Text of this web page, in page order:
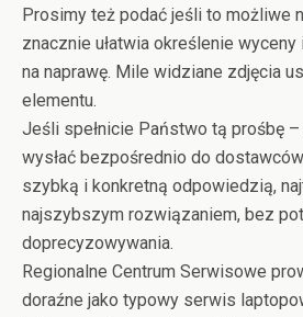
Prosimy też podać jeśli to możliwe
znacznie ułatwia określenie
na naprawę. Mile widziane zdjęcia
elementu.
Jeśli spełnicie Państwo tą prośbę
wysłać bezpośrednio do
szybką i konkretną odpowiedzią,
najszybszym rozwiązaniem, bez
doprecyzowywania.
Regionalne Centrum Serwisowe
doraźne jako typowy serwis